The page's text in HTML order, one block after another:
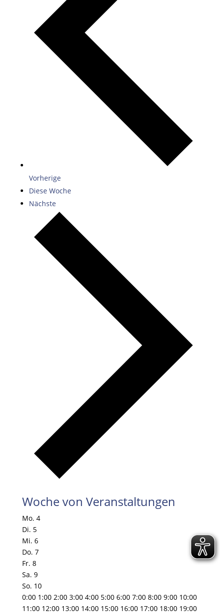
Vorherige
Diese Woche
Nächste
Woche von Veranstaltungen
Mo. 4
Di. 5
Mi. 6
Do. 7
Fr. 8
Sa. 9
So. 10
0:00 1:00 2:00 3:00 4:00 5:00 6:00 7:00 8:00 9:00 10:00
11:00 12:00 13:00 14:00 15:00 16:00 17:00 18:00 19:00